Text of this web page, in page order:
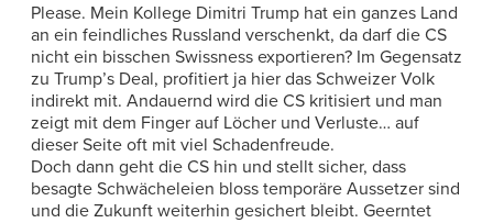
Please. Mein Kollege Dimitri Trump hat ein ganzes Land
an ein feindliches Russland verschenkt, da darf die CS
nicht ein bisschen Swissness exportieren? Im Gegensatz
zu Trump’s Deal, profitiert ja hier das Schweizer Volk
indirekt mit. Andauernd wird die CS kritisiert und man
zeigt mit dem Finger auf Löcher und Verluste… auf
dieser Seite oft mit viel Schadenfreude.
Doch dann geht die CS hin und stellt sicher, dass
besagte Schwächeleien bloss temporäre Aussetzer sind
und die Zukunft weiterhin gesichert bleibt. Geerntet